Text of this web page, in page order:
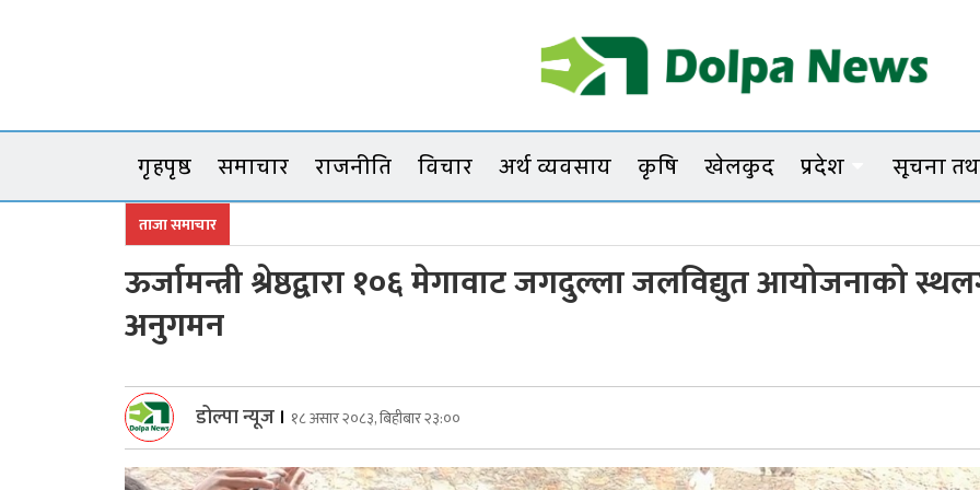
Dolpanews
गृहपृष्ठ समाचार राजनीति विचार अर्थ व्यवसाय कृषि खेलकुद प्रदेश सूचना
ताजा समाचार
ऊर्जामन्त्री श्रेष्ठद्वारा १०६ मेगावाट जगदुल्ला जलविद्युत आयोजनाको
अनुगमन
डोल्पा न्यूज । १८ असार २०८३, बिहीबार २३:००